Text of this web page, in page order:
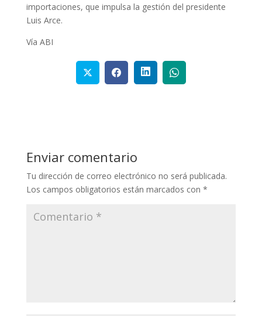
importaciones, que impulsa la gestión del presidente
Luis Arce.
Vía ABI
Enviar comentario
Tu dirección de correo electrónico no será publicada.
Los campos obligatorios están marcados con *